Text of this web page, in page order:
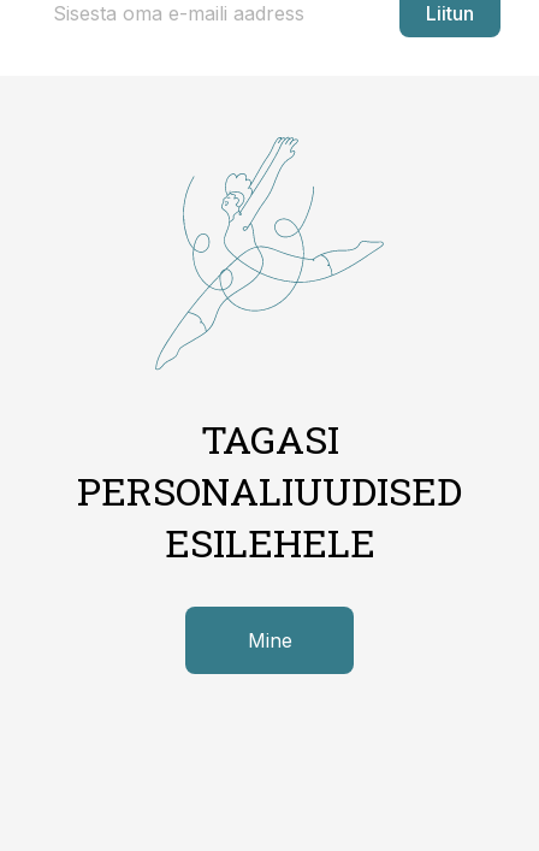
Liitun
TAGASI
PERSONALIUUDISED
ESILEHELE
Mine